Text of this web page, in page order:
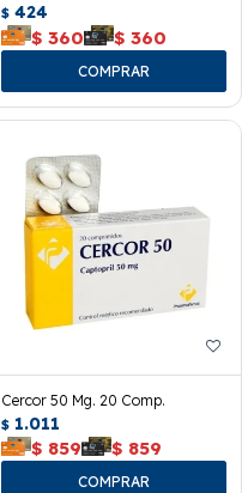
$ 424
$ 360 $ 360
Cercor 50 Mg. 20 Comp.
$ 1.011
$ 859 $ 859